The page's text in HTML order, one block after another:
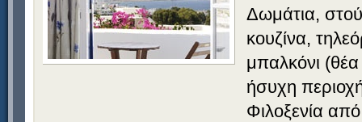
Δωμάτια,
κουζίνα,
μπαλκόνι
ήσυχη
Φιλοξενία